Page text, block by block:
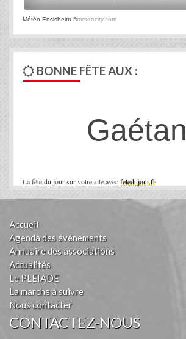
Météo Ensisheim ©meteocity.com
BONNE FÊTE AUX :
La fête du jour sur votre site avecfetedujour.fr
Gaétan
Accueil
Agenda des événements
Annuaire des associations
Actualités
Le PLEIADE
La marche à suivre
Nous contacter
CONTACTEZ-NOUS